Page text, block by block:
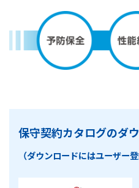
保守契約カタログのダ
（ダウンロードにはユーザー